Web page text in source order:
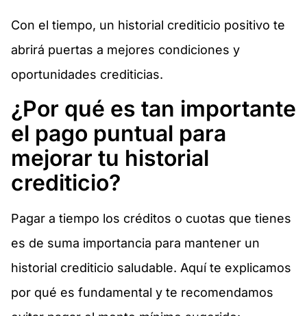
Con el tiempo, un historial crediticio positivo te
abrirá puertas a mejores condiciones y
oportunidades crediticias.
¿Por qué es tan importante
el pago puntual para
mejorar tu historial
crediticio?
Pagar a tiempo los créditos o cuotas que tienes
es de suma importancia para mantener un
historial crediticio saludable. Aquí te explicamos
por qué es fundamental y te recomendamos